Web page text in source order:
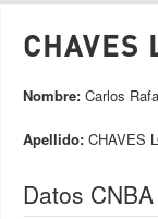
CHAVES
Nombre: Carlos
Apellido: CHAVES
Datos CNBA